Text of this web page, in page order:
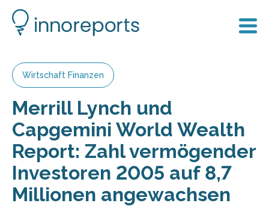
Wirtschaft Finanzen
Merrill Lynch und
Capgemini World Wealth
Report: Zahl vermögender
Investoren 2005 auf 8,7
Millionen angewachsen